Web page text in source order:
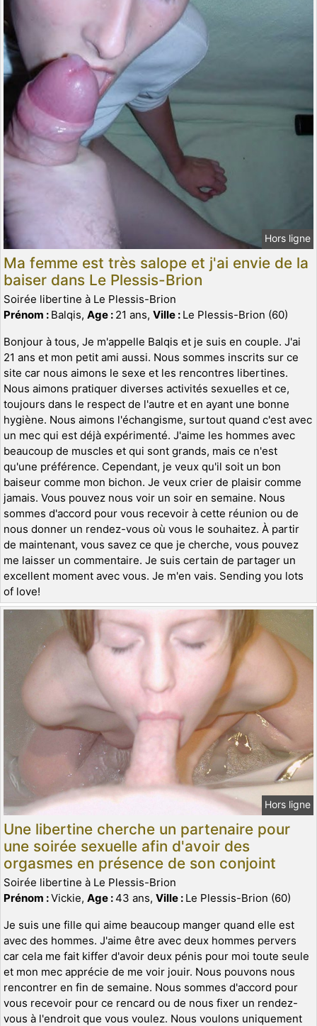
Hors ligne
Ma femme est très salope et j'ai envie de la
baiser dans Le Plessis-Brion
Soirée libertine à Le Plessis-Brion
Prénom : Balqis, Age : 21 ans, Ville : Le Plessis-Brion (60)
Bonjour à tous, Je m'appelle Balqis et je suis en couple. J'ai
21 ans et mon petit ami aussi. Nous sommes inscrits sur ce
site car nous aimons le sexe et les rencontres libertines.
Nous aimons pratiquer diverses activités sexuelles et ce,
toujours dans le respect de l'autre et en ayant une bonne
hygiène. Nous aimons l'échangisme, surtout quand c'est avec
un mec qui est déjà expérimenté. J'aime les hommes avec
beaucoup de muscles et qui sont grands, mais ce n'est
qu'une préférence. Cependant, je veux qu'il soit un bon
baiseur comme mon bichon. Je veux crier de plaisir comme
jamais. Vous pouvez nous voir un soir en semaine. Nous
sommes d'accord pour vous recevoir à cette réunion ou de
nous donner un rendez-vous où vous le souhaitez. À partir
de maintenant, vous savez ce que je cherche, vous pouvez
me laisser un commentaire. Je suis certain de partager un
excellent moment avec vous. Je m'en vais. Sending you lots
of love!
Hors ligne
Une libertine cherche un partenaire pour
une soirée sexuelle afin d'avoir des
orgasmes en présence de son conjoint
Soirée libertine à Le Plessis-Brion
Prénom :Vickie, Age :43 ans, Ville : Le Plessis-Brion (60)
Je suis une fille qui aime beaucoup manger quand elle est
avec des hommes. J'aime être avec deux hommes pervers
car cela me fait kiffer d'avoir deux pénis pour moi toute seule
et mon mec apprécie de me voir jouir. Nous pouvons nous
rencontrer en fin de semaine. Nous sommes d'accord pour
vous recevoir pour ce rencard ou de nous fixer un rendez-
vous à l'endroit que vous voulez. Nous voulons uniquement